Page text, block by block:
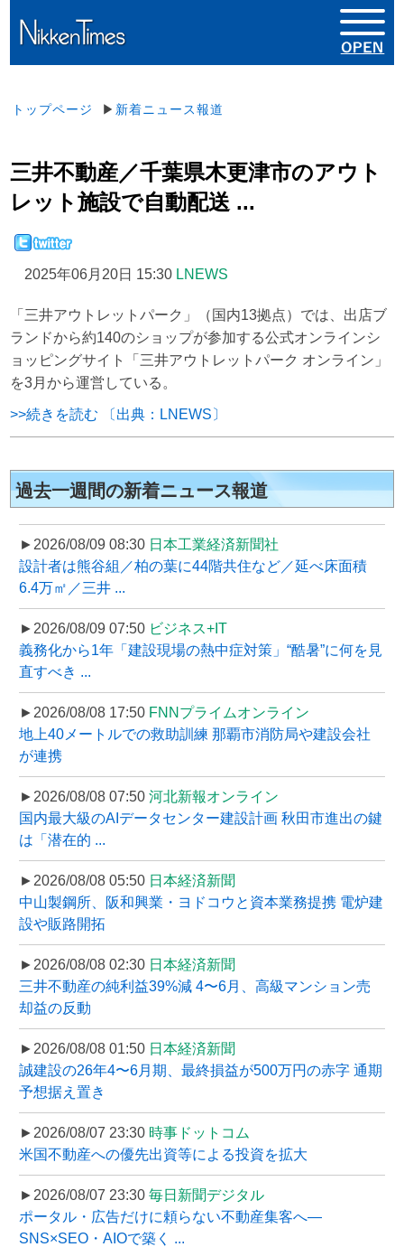
トップページ ▶ 新着ニュース報道
三井不動産／千葉県木更津市のアウト
レット施設で自動配送 ...
2025年06月20日 15:30 LNEWS
「三井アウトレットパーク」（国内13拠点）では、出店ブ
ランドから約140のショップが参加する公式オンラインシ
ョッピングサイト「三井アウトレットパーク オンライン」
を3月から運営している。
>>続きを読む 〔出典：LNEWS〕
過去一週間の新着ニュース報道
►2026/08/09 08:30 日本工業経済新聞社
設計者は熊谷組／柏の葉に44階共住など／延べ床面積
6.4万㎡／三井 ...
►2026/08/09 07:50 ビジネス+IT
義務化から1年「建設現場の熱中症対策」“酷暑”に何を見
直すべき ...
►2026/08/08 17:50 FNNプライムオンライン
地上40メートルでの救助訓練 那覇市消防局や建設会社
が連携
►2026/08/08 07:50 河北新報オンライン
国内最大級のAIデータセンター建設計画 秋田市進出の鍵
は「潜在的 ...
►2026/08/08 05:50 日本経済新聞
中山製鋼所、阪和興業・ヨドコウと資本業務提携 電炉建
設や販路開拓
►2026/08/08 02:30 日本経済新聞
三井不動産の純利益39%減 4〜6月、高級マンション売
却益の反動
►2026/08/08 01:50 日本経済新聞
誠建設の26年4〜6月期、最終損益が500万円の赤字 通期
予想据え置き
►2026/08/07 23:30 時事ドットコム
米国不動産への優先出資等による投資を拡大
►2026/08/07 23:30 毎日新聞デジタル
ポータル・広告だけに頼らない不動産集客へ―
SNS×SEO・AIOで築く ...